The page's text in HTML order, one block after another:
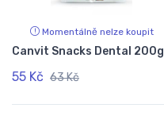
Momentálně nelze koupit
Canvit Snacks Dental 200g
55 Kč 63 Kč